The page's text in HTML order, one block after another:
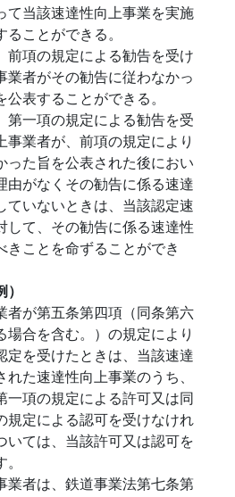
て当該速達性向上事業を実施
ことができる。
前項の規定による勧告を受け
業者がその勧告に従わなかっ
表することができる。
第一項の規定による勧告を受
事業者が、前項の規定により
った旨を公表された後におい
由がなくその勧告に係る速達
ていないときは、当該認定速
して、その勧告に係る速達性
きことを命ずることができ
者が第五条第四項（同条第六
場合を含む。）の規定により
定を受けたときは、当該速達
た速達性向上事業のうち、
一項の規定による許可又は同
規定による認可を受けなけれ
いては、当該許可又は認可を
業者は、鉄道事業法第七条第